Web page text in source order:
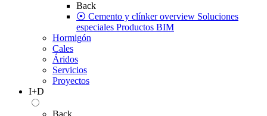
Back
⦿ Cemento y clínker overview Soluciones
especiales Productos BIM
Hormigón
Cales
Áridos
Servicios
Proyectos
I+D
Back